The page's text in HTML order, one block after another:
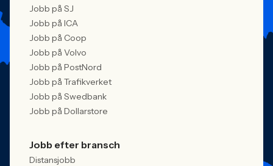
Jobb på SJ
Jobb på ICA
Jobb på Coop
Jobb på Volvo
Jobb på PostNord
Jobb på Trafikverket
Jobb på Swedbank
Jobb på Dollarstore
Jobb efter bransch
Distansjobb